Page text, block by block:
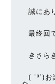
誠にあ
最終回
きさら
( ˙³˙)お